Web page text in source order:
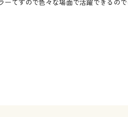
ーてすので色々な場面で活躍できるの